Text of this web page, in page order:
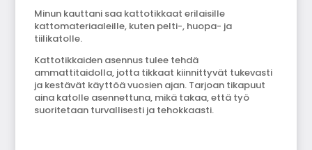
Minun kauttani saa kattotikkaat erilaisille
kattomateriaaleille, kuten pelti-, huopa- ja
tiilikatolle.
Kattotikkaiden asennus tulee tehdä
ammattitaidolla, jotta tikkaat kiinnittyvät tukevasti
ja kestävät käyttöä vuosien ajan. Tarjoan tikapuut
aina katolle asennettuna, mikä takaa, että työ
suoritetaan turvallisesti ja tehokkaasti.